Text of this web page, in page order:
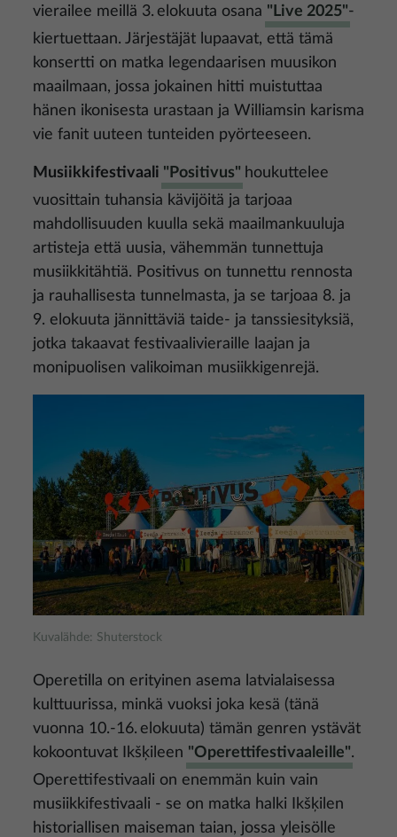
vierailee meillä 3. elokuuta osana "Live 2025"-
kiertuettaan. Järjestäjät lupaavat, että tämä
konsertti on matka legendaarisen muusikon
maailmaan, jossa jokainen hitti muistuttaa
hänen ikonisesta urastaan ja Williamsin karisma
vie fanit uuteen tunteiden pyörteeseen.
Musiikkifestivaali "Positivus" houkuttelee
vuosittain tuhansia kävijöitä ja tarjoaa
mahdollisuuden kuulla sekä maailmankuuluja
artisteja että uusia, vähemmän tunnettuja
musiikkitähtiä. Positivus on tunnettu rennosta
ja rauhallisesta tunnelmasta, ja se tarjoaa 8. ja
9. elokuuta jännittäviä taide- ja tanssiesityksiä,
jotka takaavat festivaalivieraille laajan ja
monipuolisen valikoiman musiikkigenrejä.
Kuvalähde: Shuterstock
Operetilla on erityinen asema latvialaisessa
kulttuurissa, minkä vuoksi joka kesä (tänä
vuonna 10.-16. elokuuta) tämän genren ystävät
kokoontuvat Ikšķileen "Operettifestivaaleille".
Operettifestivaali on enemmän kuin vain
musiikkifestivaali - se on matka halki Ikšķilen
historiallisen maiseman taian, jossa yleisölle